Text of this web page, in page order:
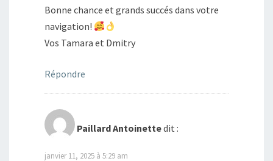
Bonne chance et grands succés dans votre
navigation!
Vos Tamara et Dmitry
Répondre
Paillard Antoinettedit :
janvier 11, 2025 à 5:29 am